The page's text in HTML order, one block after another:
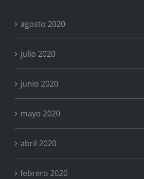
agosto 2020
julio 2020
junio 2020
mayo 2020
abril 2020
febrero 2020